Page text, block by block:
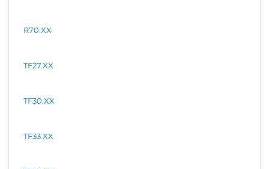
R70.XX
TF27.XX
TF30.XX
TF33.XX